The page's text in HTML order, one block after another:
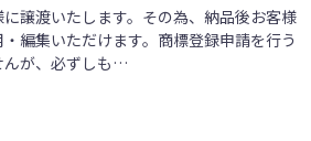
譲渡いたします。その為、納品後お客様
編集いただけます。商標登録申請を行う
んが、必ずしも…